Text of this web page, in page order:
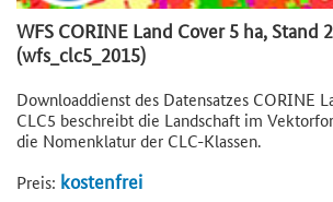
WFS CORINE Land Cover 5 ha, Stand
(wfs_clc5_2015)
Downloaddienst des Datensatzes CORINE
CLC5 beschreibt die Landschaft im
die Nomenklatur der CLC-Klassen.
Preis: kostenfrei